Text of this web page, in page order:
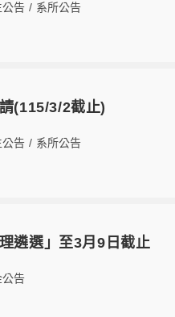
公告 / 系所公告
(115/3/2截止)
公告 / 系所公告
遴選」至3月9日截止
公告